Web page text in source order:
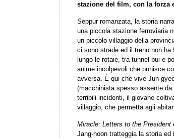
stazione del film, con la forza
Seppur romanzata, la storia
una piccola stazione ferroviaria
un piccolo villaggio della
ci sono strade ed il treno non ha
lungo le rotaie, tra tunnel bui e
anime incolpevoli che punisce
avversa. È qui che vive Jun-
(macchinista spesso assente
terribili incidenti, il giovane
villaggio, che permetta agli
Miracle: Letters to the President
Jang-hoon tratteggia la storia